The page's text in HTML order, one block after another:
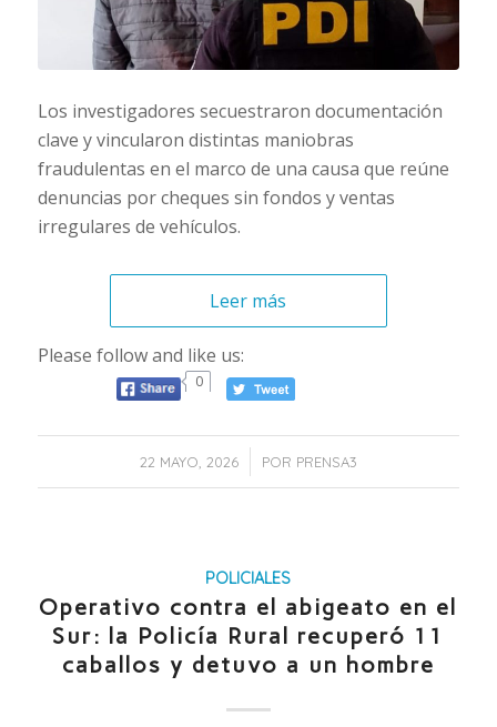
Los investigadores secuestraron documentación
clave y vincularon distintas maniobras
fraudulentas en el marco de una causa que reúne
denuncias por cheques sin fondos y ventas
irregulares de vehículos.
Leer más
Please follow and like us:
0
22 MAYO, 2026
/ POR PRENSA3
POLICIALES
Operativo contra el abigeato en el
Sur: la Policía Rural recuperó 11
caballos y detuvo a un hombre